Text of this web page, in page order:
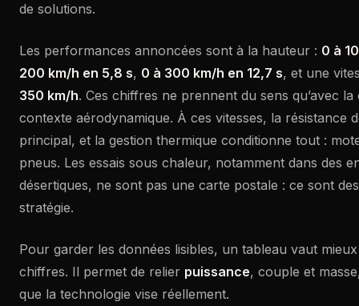
de solutions.
Les performances annoncées sont à la hauteur : 0 à
200 km/h en 5,8 s, 0 à 300 km/h en 12,7 s, et une
350 km/h. Ces chiffres ne prennent du sens qu’avec
contexte aérodynamique. À ces vitesses, la résistance
principal, et la gestion thermique conditionne tout :
pneus. Les essais sous chaleur, notamment dans des
désertiques, ne sont pas une carte postale : ce sont
stratégie.
Pour garder les données lisibles, un tableau vaut
chiffres. Il permet de relier puissance, couple et
que la technologie vise réellement.